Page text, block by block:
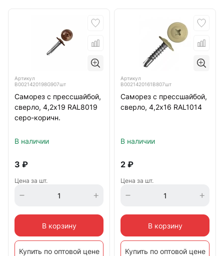
Артикул
B0021420198G907шт
Саморез с прессшайбой,
сверло, 4,2х19 RAL8019
серо-коричн.
В наличии
3 ₽
Цена за шт.
В корзину
Купить по оптовой цене
Артикул
B0021420161B807шт
Саморез с прессшайбой,
сверло, 4,2х16 RAL1014
В наличии
2 ₽
Цена за шт.
В корзину
Купить по оптовой цене